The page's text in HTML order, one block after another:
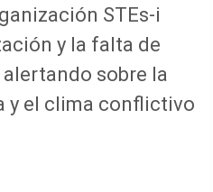
STEs-i
y la falta de
sobre la
y el clima conflictivo